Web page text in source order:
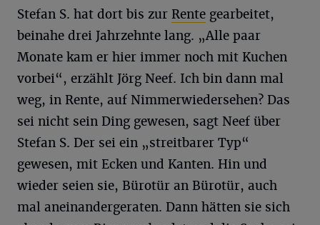
Stefan S. hat dort bis zur Rente gearbeitet,
beinahe drei Jahrzehnte lang. „Alle paar
Monate kam er hier immer noch mit Kuchen
vorbei“, erzählt Jörg Neef. Ich bin dann mal
weg, in Rente, auf Nimmerwiedersehen? Das
sei nicht sein Ding gewesen, sagt Neef über
Stefan S. Der sei ein „streitbarer Typ“
gewesen, mit Ecken und Kanten. Hin und
wieder seien sie, Bürotür an Bürotür, auch
mal aneinandergeraten. Dann hätten sie sich